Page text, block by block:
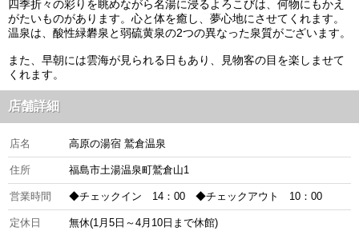
四季折々の彩りを眺めながら名湯に浸るよろこびは、何物にもかえ
がたいものがあります。心と体を癒し、夢心地にさせてくれます。
温泉は、酸性緑礬泉と弱硫黄泉の2つの異なった泉質がございます。
また、早朝には雲海が見られる日もあり、見物客の目を楽しませて
くれます。
店舗詳細
店名 高原の湯宿 鷲倉温泉
住所 福島市土湯温泉町鷲倉山1
営業時間 ◆チェックイン 14：00 ◆チェックアウト 10：00
定休日 無休(1月5日～4月10日まで休館)